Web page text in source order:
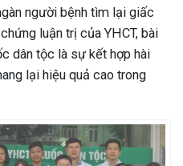
người bệnh tìm lại giấc
luận trị của YHCT, bài
dân tộc là sự kết hợp hài
lại hiệu quả cao trong